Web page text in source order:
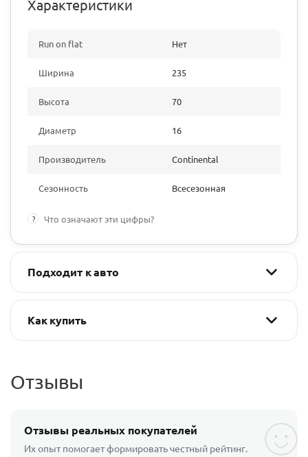
Характеристики
Run on flat Нет
Ширина 235
Высота 70
Диаметр 16
Производитель Continental
Сезонность Всесезонная
? Что означают эти цифры?
Подходит к авто
Как купить
Отзывы
Отзывы реальных покупателей
Их опыт помогает формировать честный рейтинг.